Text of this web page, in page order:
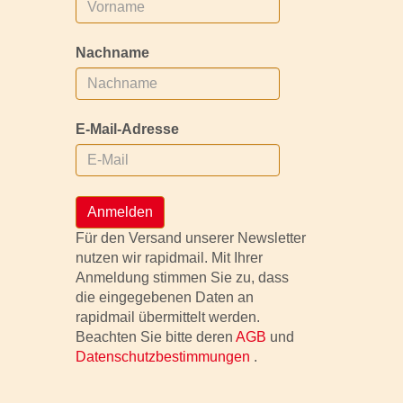
Nachname
E-Mail-Adresse
Anmelden
Für den Versand unserer Newsletter
nutzen wir rapidmail. Mit Ihrer
Anmeldung stimmen Sie zu, dass
die eingegebenen Daten an
rapidmail übermittelt werden.
Beachten Sie bitte deren AGB und
Datenschutzbestimmungen .